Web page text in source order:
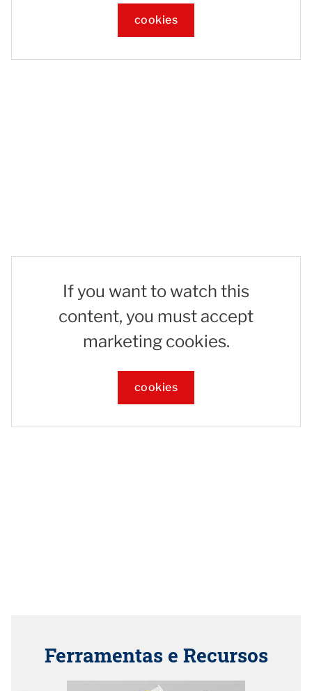
cookies
If you want to watch this
content, you must accept
marketing cookies.
cookies
Ferramentas e Recursos